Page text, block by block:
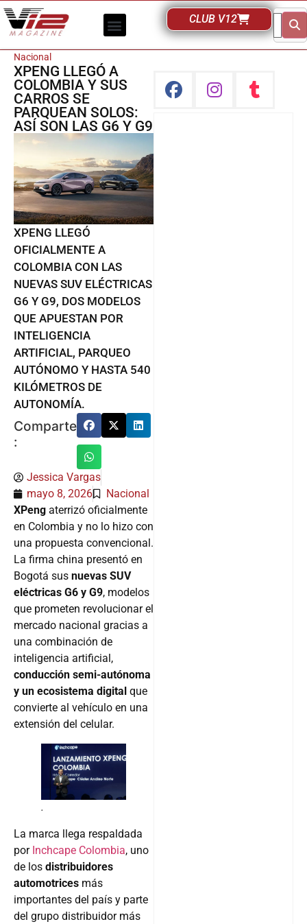
CLUB V12
Nacional
XPENG LLEGÓ A
COLOMBIA Y SUS
CARROS SE
PARQUEAN SOLOS:
ASÍ SON LAS G6 Y G9
XPENG LLEGÓ
OFICIALMENTE A
COLOMBIA CON LAS
NUEVAS SUV ELÉCTRICAS
G6 Y G9, DOS MODELOS
QUE APUESTAN POR
INTELIGENCIA
ARTIFICIAL, PARQUEO
AUTÓNOMO Y HASTA 540
KILÓMETROS DE
AUTONOMÍA.
Comparte
:
Jessica Vargas
mayo 8, 2026
Nacional
XPeng aterrizó oficialmente
en Colombia y no lo hizo con
una propuesta convencional.
La firma china presentó en
Bogotá sus nuevas SUV
eléctricas G6 y G9, modelos
que prometen revolucionar el
mercado nacional gracias a
una combinación de
inteligencia artificial,
conducción semi-autónoma
y un ecosistema digital que
convierte al vehículo en una
extensión del celular.
.
La marca llega respaldada
por Inchcape Colombia, uno
de los distribuidores
automotrices más
importantes del país y parte
del grupo distribuidor más